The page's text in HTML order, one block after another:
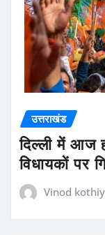
उत्तराखंड
दिल्ली में आज
विधायकों पर
Vinod